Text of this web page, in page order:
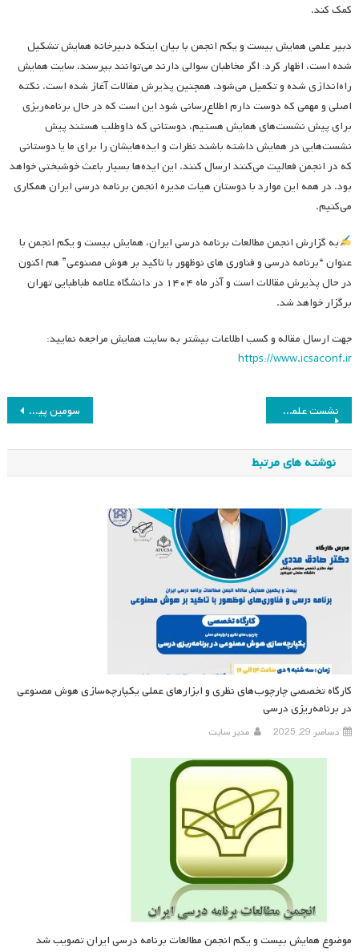
کمک کند.
دبیر علمی همایش بیست و یکم انجمن با بیان اینکه دبیرخانه همایش تشکیل
شده است، اظهار کرد: اگر مخاطبان سوالی دارند می‌توانند بپرسند، سایت همایش
راه‌اندازی شده و تکمیل می‌شود. همچنین پذیرش مقالات آغاز شده است. نکته
اصلی و مهمی که دوست دارم اطلاع‌رسانی شود این است که در حال برنامه‌ریزی
برای پیش نشست‌های همایش هستیم، دوستانی که داوطلب هستند پیش
نشست‌هایی در همایش داشته باشند نظرات و ایده‌هایشان را برای ما یا دوستانی
که در انجمن فعالیت می‌کنند ارسال کنند. این ایده‌ها بسیار باعث خوشبختی خواهد
بود. در همه این موارد با دوستان هیات مدیره انجمن برنامه درسی ایران همکاری
می‌کنیم.
به گزارش انجمن مطالعات برنامه درسی ایران، همایش بیست و یکم انجمن با
عنوان “برنامه درسی و فناوری های نوظهور با تاکید بر هوش مصنوعی” هم اکنون
در حال پذیرش مقالات است و آذر ماه ۱۴۰۴ در دانشگاه علامه طباطبایی تهران
برگزار خواهد شد.
جهت ارسال مقاله و کسب اطلاعات بیشتر به سایت همایش مراجعه نمایید:
https://www.icsaconf.ir
راهبری
نوشته
سومین پیش‌نشست بیست و یکمین همایش سالانه انجمن مطالعات برنامه درسی ایران برگزار می‌شود نشست علمی با عنوان «تحلیل امکان کاهش طول دوره کارشناسی»
نوشته های مرتبط
کارگاه تخصصی چارچوب‌های نظری و ابزارهای عملی یکپارچه‌سازی هوش مصنوعی
در برنامه‌ریزی درسی
دسامبر 29, 2025 مدیر سایت
موضوع همایش بیست و یکم انجمن مطالعات برنامه درسی ایران تصویب شد